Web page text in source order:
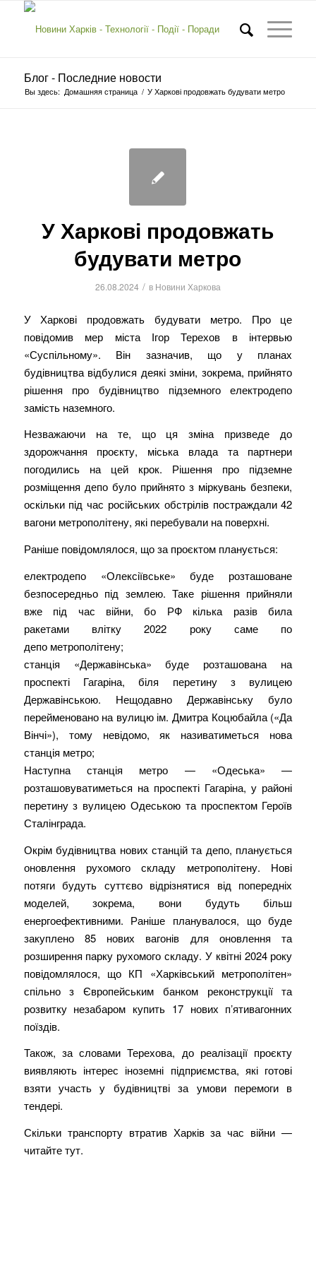
Блог - Последние новости
Вы здесь: Домашняя страница / У Харкові продовжать будувати метро
У Харкові продовжать
будувати метро
26.08.2024 / в Новини Харкова
У Харкові продовжать будувати метро. Про це
повідомив мер міста Ігор Терехов в інтервью
«Суспільному». Він зазначив, що у планах
будівництва відбулися деякі зміни, зокрема, прийнято
рішення про будівництво підземного електродепо
замість наземного.
Незважаючи на те, що ця зміна призведе до
здорожчання проєкту, міська влада та партнери
погодились на цей крок. Рішення про підземне
розміщення депо було прийнято з міркувань безпеки,
оскільки під час російських обстрілів постраждали 42
вагони метрополітену, які перебували на поверхні.
Раніше повідомлялося, що за проєктом планується:
електродепо «Олексіївське» буде розташоване
безпосередньо під землею. Таке рішення прийняли
вже під час війни, бо РФ кілька разів била
ракетами влітку 2022 року саме по
депо метрополітену;
станція «Державінська» буде розташована на
проспекті Гагаріна, біля перетину з вулицею
Державінською. Нещодавно Державінську було
перейменовано на вулицю ім. Дмитра Коцюбайла («Да
Вінчі»), тому невідомо, як називатиметься нова
станція метро;
Наступна станція метро — «Одеська» —
розташовуватиметься на проспекті Гагаріна, у районі
перетину з вулицею Одеською та проспектом Героїв
Сталінграда.
Окрім будівництва нових станцій та депо, планується
оновлення рухомого складу метрополітену. Нові
потяги будуть суттєво відрізнятися від попередніх
моделей, зокрема, вони будуть більш
енергоефективними. Раніше планувалося, що буде
закуплено 85 нових вагонів для оновлення та
розширення парку рухомого складу. У квітні 2024 року
повідомлялося, що КП «Харківський метрополітен»
спільно з Європейським банком реконструкції та
розвитку незабаром купить 17 нових пʼятивагонних
поїздів.
Також, за словами Терехова, до реалізації проєкту
виявляють інтерес іноземні підприємства, які готові
взяти участь у будівництві за умови перемоги в
тендері.
Скільки транспорту втратив Харків за час війни —
читайте тут.